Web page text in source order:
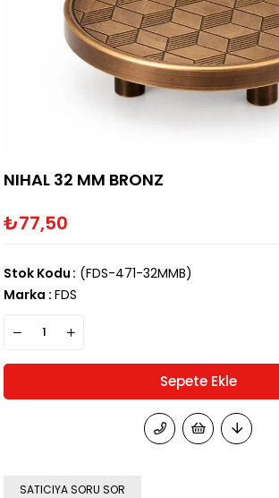
NIHAL 32 MM BRONZ
₺77,50
(FDS-471-32MMB)
Stok Kodu
Marka : FDS
SATICIYA SORU SOR